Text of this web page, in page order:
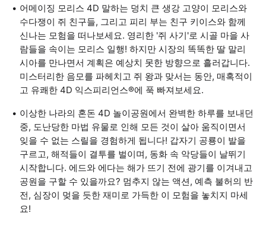
어메이징 모리스 4D 말하는 덩치 큰 생강 고양이 모리스와
수다쟁이 쥐 친구들, 그리고 피리 부는 친구 키이스와 함께
신나는 모험을 떠나보세요. 영리한 '쥐 사기'로 시골 마을 사
람들을 속이는 모리스 일행! 하지만 시장의 똑똑한 딸 말리
시아를 만나면서 계획은 예상치 못한 방향으로 흘러갑니다.
미스터리한 음모를 파헤치고 쥐 왕과 맞서는 동안, 매혹적이
고 유쾌한 4D 익스피리언스®에 푹 빠져보세요.
이상한 나라의 혼돈 4D 놀이공원에서 완벽한 하루를 보내던
중, 도난당한 마법 유물로 인해 모든 것이 살아 움직이면서
잊을 수 없는 스릴을 경험하게 됩니다! 갑자기 공룡이 발을
구르고, 해적들이 결투를 벌이며, 동화 속 악당들이 날뛰기
시작합니다. 에드와 에다는 해가 뜨기 전에 광기를 이겨내고
공원을 구할 수 있을까요? 멈추지 않는 액션, 예측 불허의 반
전, 심장이 멎을 듯한 재미로 가득한 이 모험을 놓치지 마세
요!